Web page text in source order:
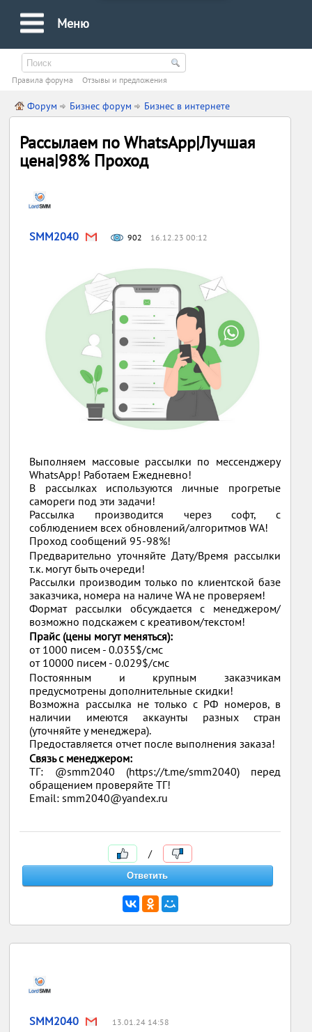
Меню
Правила форума Oтзывы и предложения
Форум Бизнес форум Бизнес в интернете
Рассылаем по WhatsApp|Лучшая
цена|98% Проход
SMM2040 902 16.12.23 00:12
Выполняем массовые рассылки по мессенджеру
WhatsApp! Работаем Ежедневно!
В рассылках используются личные прогретые
самореги под эти задачи!
Рассылка производится через софт, с
соблюдением всех обновлений/алгоритмов WA!
Проход сообщений 95-98%!
Предварительно уточняйте Дату/Время рассылки
т.к. могут быть очереди!
Рассылки производим только по клиентской базе
заказчика, номера на наличе WA не проверяем!
Формат рассылки обсуждается с менеджером/
возможно подскажем с креативом/текстом!
Прайс (цены могут меняться):
от 1000 писем - 0.035$/смс
от 10000 писем - 0.029$/смс
Постоянным и крупным заказчикам
предусмотрены дополнительные скидки!
Возможна рассылка не только с РФ номеров, в
наличии имеются аккаунты разных стран
(уточняйте у менеджера).
Предоставляется отчет после выполнения заказа!
Связь с менеджером:
ТГ: @smm2040 (https://t.me/smm2040) перед
обращением проверяйте ТГ!
Email: smm2040@yandex.ru
/
SMM2040 13.01.24 14:58